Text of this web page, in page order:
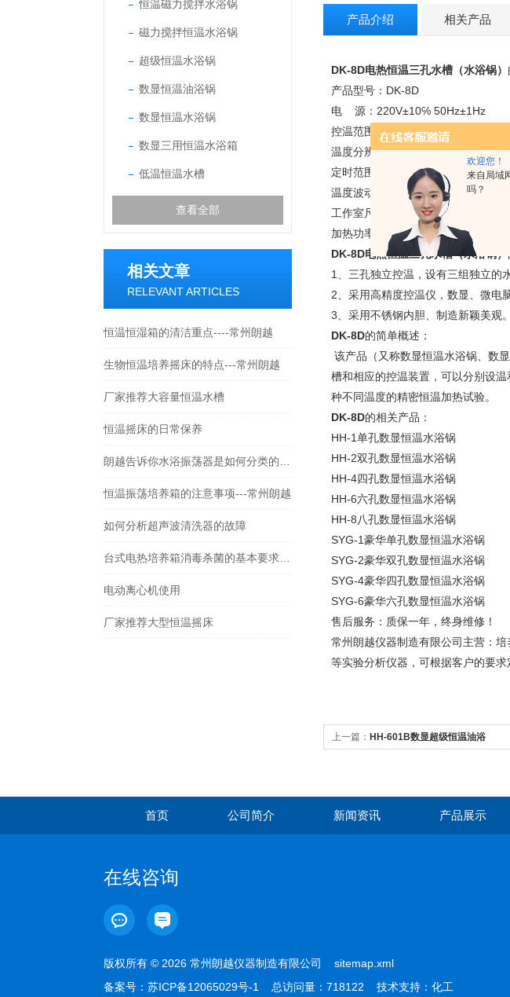
欢迎您！
来自局域
吗？
恒温磁力搅拌水浴锅
磁力搅拌恒温水浴锅
超级恒温水浴锅
数显恒温油浴锅
数显恒温水浴锅
数显三用恒温水浴箱
低温恒温水槽
查看全部
相关文章
RELEVANT ARTICLES
恒温恒湿箱的清洁重点----常州朗越
生物恒温培养摇床的特点---常州朗越
厂家推荐大容量恒温水槽
恒温摇床的日常保养
恒温振荡培养箱的注意事项---常州朗越
如何分析超声波清洗器的故障
电动离心机使用
厂家推荐大型恒温摇床
产品介绍 相关产品
DK-8D电热恒温三孔水槽（水浴锅）
产品型号：DK-8D
电 源：220V±10℅ 50Hz±1Hz
控温范围：室温～99.9℃
温度分辨率：0.1℃
定时范围：0～999分钟
温度波动度：±0.5℃
工作室尺寸160×160×120mm×3
加热功率：3×300W
DK-8D电热恒温三孔水槽（水浴锅）
1、三孔独立控温，设有三组独立的
2、采用高精度控温仪，数显、微电
3、采用不锈钢内胆、制造新颖美观。
DK-8D的简单概述：
该产品（又称数显恒温水浴锅、数
槽和相应的控温装置，可以分别设
种不同温度的精密恒温加热试验。
DK-8D的相关产品：
HH-1单孔数显恒温水浴锅
HH-2双孔数显恒温水浴锅
HH-4四孔数显恒温水浴锅
HH-6六孔数显恒温水浴锅
HH-8八孔数显恒温水浴锅
SYG-1豪华单孔数显恒温水浴锅
SYG-2豪华双孔数显恒温水浴锅
SYG-4豪华四孔数显恒温水浴锅
SYG-6豪华六孔数显恒温水浴锅
售后服务：质保一年，终身维修！
常州朗越仪器制造有限公司主营：
等实验分析仪器，可根据客户的要求
上一篇： HH-601B数显超级恒温油浴
首页 公司简介 新闻资讯 产品展示
在线咨询
版权所有 © 2026 常州朗越仪器制造有限公司 sitemap.xml
备案号： 苏ICP备12065029号-1 总访问量：718122 技术支持： 化工